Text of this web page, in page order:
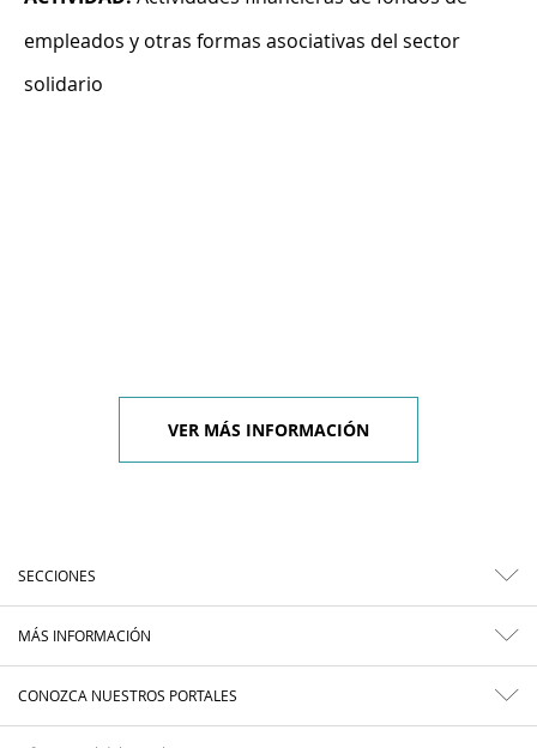
empleados y otras formas asociativas del sector
solidario
VER MÁS INFORMACIÓN
SECCIONES
MÁS INFORMACIÓN
CONOZCA NUESTROS PORTALES